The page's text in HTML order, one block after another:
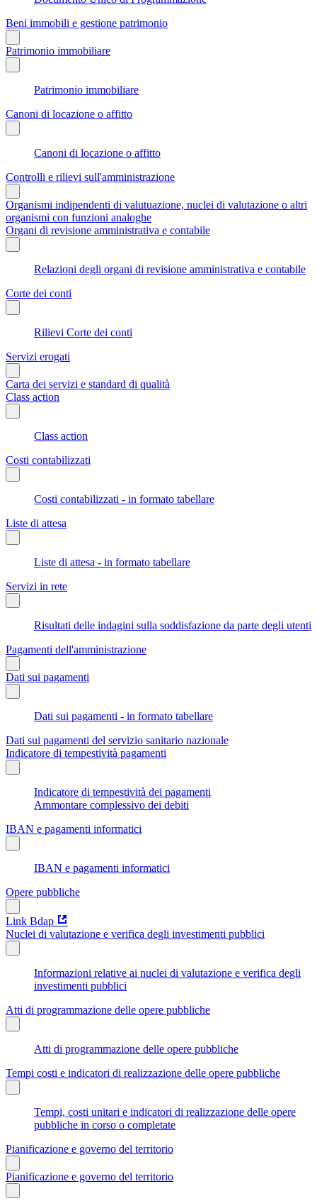
Beni immobili e gestione patrimonio
Patrimonio immobiliare
Patrimonio immobiliare
Canoni di locazione o affitto
Canoni di locazione o affitto
Controlli e rilievi sull'amministrazione
Organismi indipendenti di valutuazione, nuclei di valutazione o altri
organismi con funzioni analoghe
Organi di revisione amministrativa e contabile
Relazioni degli organi di revisione amministrativa e contabile
Corte dei conti
Rilievi Corte dei conti
Servizi erogati
Carta dei servizi e standard di qualità
Class action
Class action
Costi contabilizzati
Costi contabilizzati - in formato tabellare
Liste di attesa
Liste di attesa - in formato tabellare
Servizi in rete
Risultati delle indagini sulla soddisfazione da parte degli utenti
Pagamenti dell'amministrazione
Dati sui pagamenti
Dati sui pagamenti - in formato tabellare
Dati sui pagamenti del servizio sanitario nazionale
Indicatore di tempestività pagamenti
Indicatore di tempestività dei pagamenti
Ammontare complessivo dei debiti
IBAN e pagamenti informatici
IBAN e pagamenti informatici
Opere pubbliche
Link Bdap
Nuclei di valutazione e verifica degli investimenti pubblici
Informazioni relative ai nuclei di valutazione e verifica degli
investimenti pubblici
Atti di programmazione delle opere pubbliche
Atti di programmazione delle opere pubbliche
Tempi costi e indicatori di realizzazione delle opere pubbliche
Tempi, costi unitari e indicatori di realizzazione delle opere
pubbliche in corso o completate
Pianificazione e governo del territorio
Pianificazione e governo del territorio